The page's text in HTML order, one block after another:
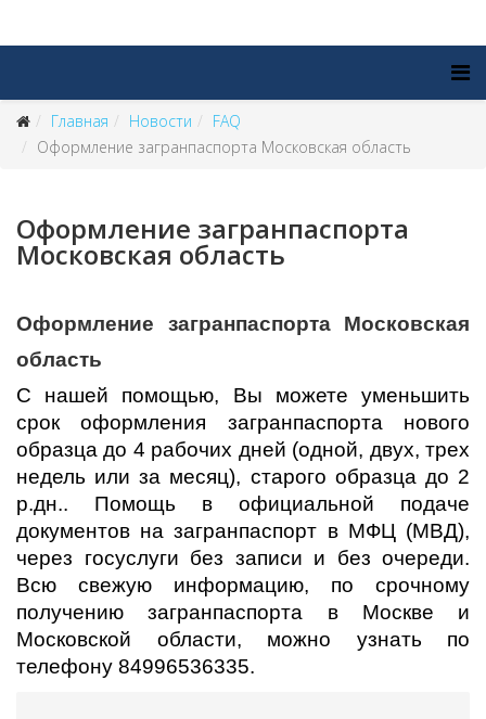
Главная Новости
FAQ
Оформление загранпаспорта Московская область
Оформление загранпаспорта
Московская область
Оформление загранпаспорта Московская
область
С нашей помощью, Вы можете уменьшить
срок оформления загранпаспорта нового
образца до 4 рабочих дней (одной, двух, трех
недель или за месяц), старого образца до 2
р.дн.. Помощь в официальной подаче
документов на загранпаспорт в МФЦ (МВД),
через госуслуги без записи и без очереди.
Всю свежую информацию, по срочному
получению загранпаспорта в Москве и
Московской области, можно узнать по
телефону 84996536335.